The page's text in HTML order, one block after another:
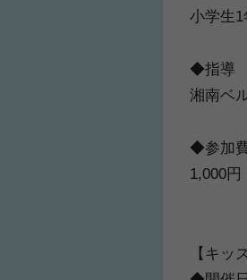
小学生1
◆指導
湘南ベ
◆参加
1,000円
【キッ